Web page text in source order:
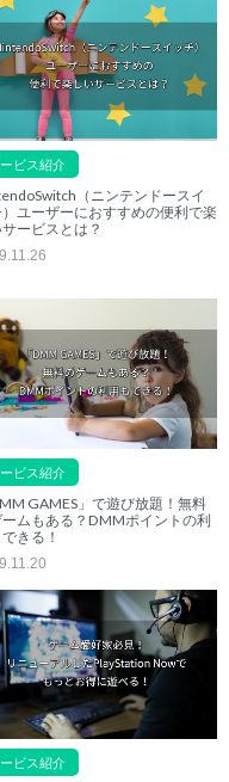
ビス紹介
（ニンテンドースイ
）ユーザーにおすすめの便利で楽
サービスとは？
ビス紹介
GAMES」で遊び放題！無料
ムもある？DMMポイントの利
きる！
ビス紹介